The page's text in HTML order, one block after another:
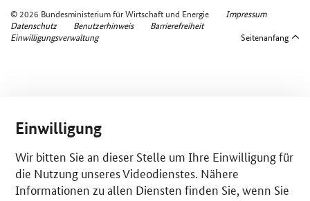
© 2026 Bundesministerium für Wirtschaft und Energie
Impressum
Datenschutz
Benutzerhinweis
Barrierefreiheit
Einwilligungsverwaltung
Seitenanfang
Einwilligung
Wir bitten Sie an dieser Stelle um Ihre Einwilligung für
die Nutzung unseres Videodienstes. Nähere
Informationen zu allen Diensten finden Sie, wenn Sie